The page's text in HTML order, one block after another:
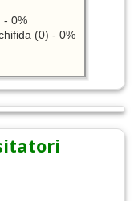
(0) - 0%
- 0%